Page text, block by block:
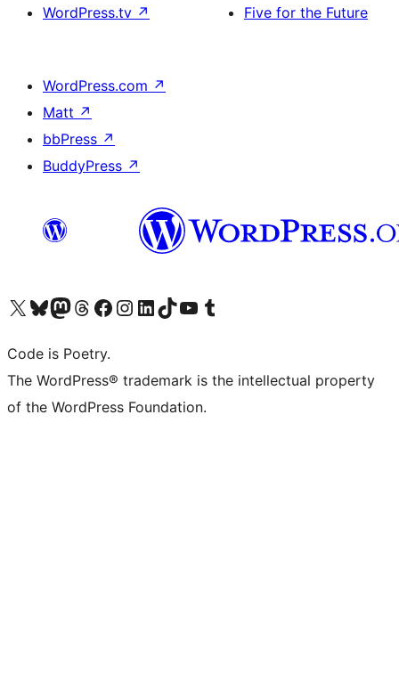
WordPress.tv ↗
Five for the Future
WordPress.com ↗
Matt ↗
bbPress ↗
BuddyPress ↗
Bezoek ons X (voorheen Twitter) account
Bezoek onze Bluesky account
Bezoek ons Mastodon account
Bezoek onze Threads account
Onze Facebookpagina bezoeken
Bezoek onze Instagram account
Bezoek onze LinkedIn account
Bezoek onze TikTok account
Bezoek ons YouTube kanaalBezoek onze Tumblr account
Code is Poetry.
The WordPress® trademark is the intellectual property
of the WordPress Foundation.